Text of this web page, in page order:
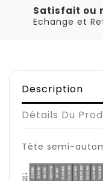
Satisfait ou
Echange et
Description
Détails Du
Tête semi-